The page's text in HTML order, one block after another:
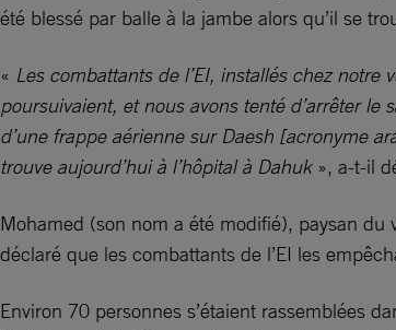
été blessé par balle à la jambe alors qu’il se
« Les combattants de l’EI, installés chez
poursuivaient, et nous avons tenté d’arrêter
d’une frappe aérienne sur Daesh [acronyme
trouve aujourd’hui à l’hôpital à Dahuk», a-t-il
Mohamed (son nom a été modifié), paysan du
déclaré que les combattants de l’EI les
Environ 70 personnes s’étaient rassemblées